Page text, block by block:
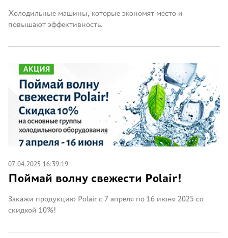
Холодильные машины, которые экономят место и
повышают эффективность.
07.04.2025 16:39:19
Поймай волну свежести Polair!
Закажи продукцию Polair с 7 апреля по 16 июня 2025 со
скидкой 10%!